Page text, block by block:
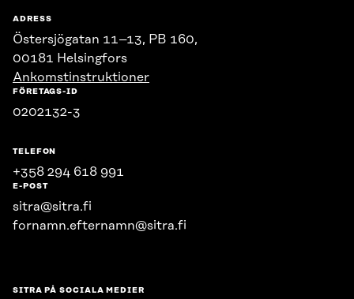
ADRESS
Östersjögatan 11–13, PB 160,
00181 Helsingfors
Ankomstinstruktioner
FÖRETAGS-ID
0202132-3
TELEFON
+358 294 618 991
E-POST
sitra@sitra.fi
fornamn.efternamn@sitra.fi
SITRA PÅ SOCIALA MEDIER